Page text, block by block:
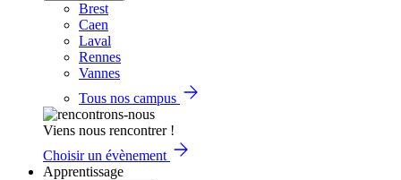
Brest
Caen
Laval
Rennes
Vannes
Tous nos campus
Viens nous rencontrer !
Choisir un évènement
Apprentissage